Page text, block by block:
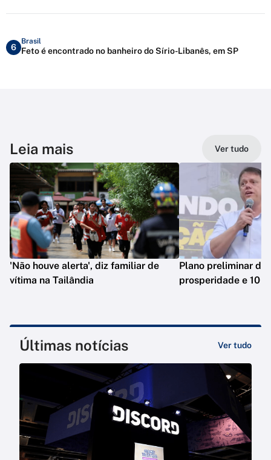
6
Brasil
Feto é encontrado no banheiro do Sírio-Libanês, em SP
Leia mais Ver tudo
'Não houve alerta', diz familiar de
vítima na Tailândia
Plano preliminar de
prosperidade e 10
Últimas notícias Ver tudo